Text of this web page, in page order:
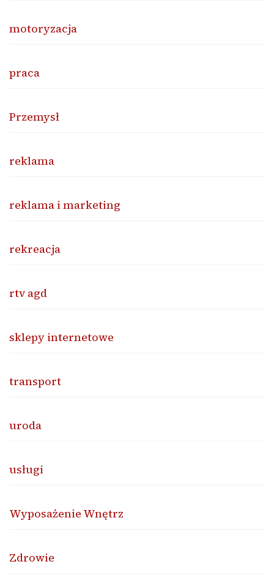
motoryzacja
praca
Przemysł
reklama
reklama i marketing
rekreacja
rtv agd
sklepy internetowe
transport
uroda
usługi
Wyposażenie Wnętrz
Zdrowie